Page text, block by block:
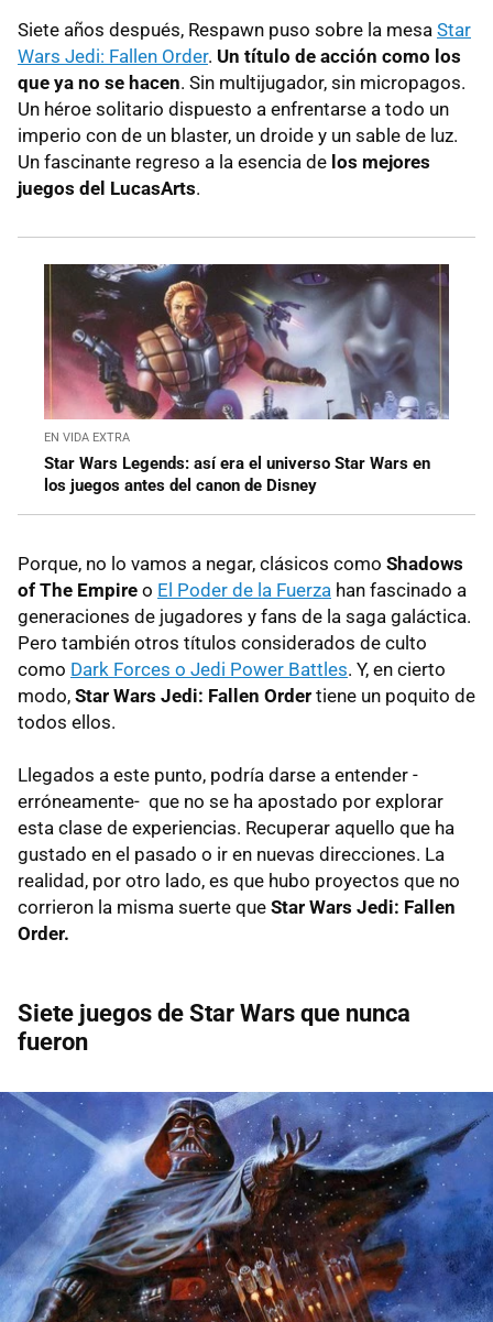
Siete años después, Respawn puso sobre la mesa Star
Wars Jedi: Fallen Order. Un título de acción como los
que ya no se hacen. Sin multijugador, sin micropagos.
Un héroe solitario dispuesto a enfrentarse a todo un
imperio con de un blaster, un droide y un sable de luz.
Un fascinante regreso a la esencia de los mejores
juegos del LucasArts.
EN VIDA EXTRA
Star Wars Legends: así era el universo Star Wars en
los juegos antes del canon de Disney
Porque, no lo vamos a negar, clásicos como Shadows
of The Empire o El Poder de la Fuerza han fascinado a
generaciones de jugadores y fans de la saga galáctica.
Pero también otros títulos considerados de culto
como Dark Forces o Jedi Power Battles. Y, en cierto
modo, Star Wars Jedi: Fallen Order tiene un poquito de
todos ellos.
Llegados a este punto, podría darse a entender -
erróneamente- que no se ha apostado por explorar
esta clase de experiencias. Recuperar aquello que ha
gustado en el pasado o ir en nuevas direcciones. La
realidad, por otro lado, es que hubo proyectos que no
corrieron la misma suerte que Star Wars Jedi: Fallen
Order.
Siete juegos de Star Wars que nunca
fueron